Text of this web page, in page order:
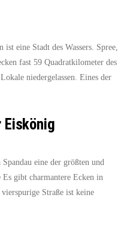
eine Stadt des Wassers. Spree,
fast 59 Quadratkilometer des
niedergelassen. Eines der
Eiskönig
eine der größten und
gibt charmantere Ecken in
Straße ist keine